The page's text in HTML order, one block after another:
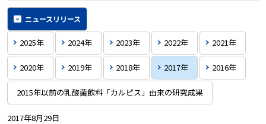
ニュースリリース
2025年 2024年 2023年 2022年 2021年
2020年 2019年 2018年 2017年 2016年
2015年以前の乳酸菌飲料「カルピス」由来の研究成果
2017年8月29日